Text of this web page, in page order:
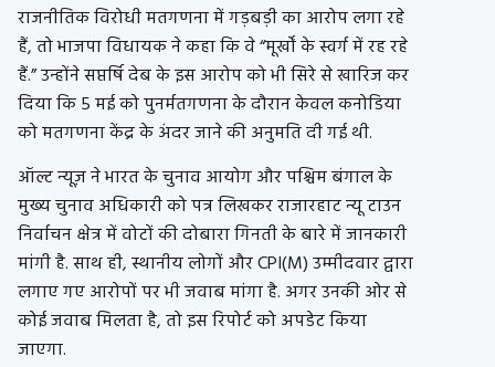
राजनीतिक विरोधी मतगणना में गड़बड़ी का आरोप लगा रहे
हैं, तो भाजपा विधायक ने कहा कि वे “मूर्खों के स्वर्ग में रह रहे
हैं.” उन्होंने सप्तर्षि देब के इस आरोप को भी सिरे से खारिज कर
दिया कि 5 मई को पुनर्मतगणना के दौरान केवल कनोडिया
को मतगणना केंद्र के अंदर जाने की अनुमति दी गई थी.
ऑल्ट न्यूज़ ने भारत के चुनाव आयोग और पश्चिम बंगाल के
मुख्य चुनाव अधिकारी को पत्र लिखकर राजारहाट न्यू टाउन
निर्वाचन क्षेत्र में वोटों की दोबारा गिनती के बारे में जानकारी
मांगी है. साथ ही, स्थानीय लोगों और CPI(M) उम्मीदवार द्वारा
लगाए गए आरोपों पर भी जवाब मांगा है. अगर उनकी ओर से
कोई जवाब मिलता है, तो इस रिपोर्ट को अपडेट किया
जाएगा.